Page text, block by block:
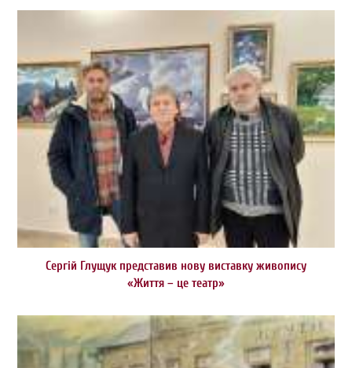
Сергій Глущук представив нову виставку живопису
«Життя – це театр»